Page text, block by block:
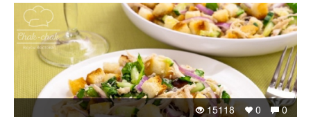
0
0
15118